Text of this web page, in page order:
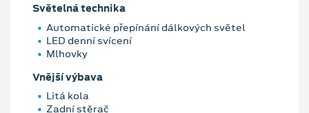
Světelná technika
Automatické přepínání dálkových světel
LED denní svícení
Mlhovky
Vnější výbava
Litá kola
Zadní stěrač